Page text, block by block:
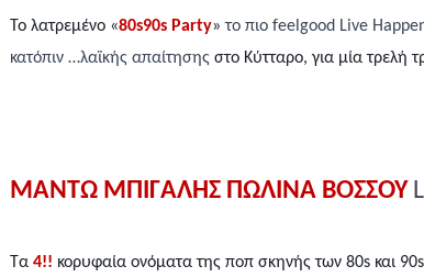
Το λατρεμένο «80s90s Party»το πιο feelgood Live
κατόπιν …λαϊκής απαίτησης στο Κύτταρο, για μία τρελή
ΜΑΝΤΩ ΜΠΙΓΑΛΗΣ ΠΩΛΙΝΑ ΒΟΣΣΟΥ
Τα 4!! κορυφαία ονόματα της ποπ σκηνής των 80s και